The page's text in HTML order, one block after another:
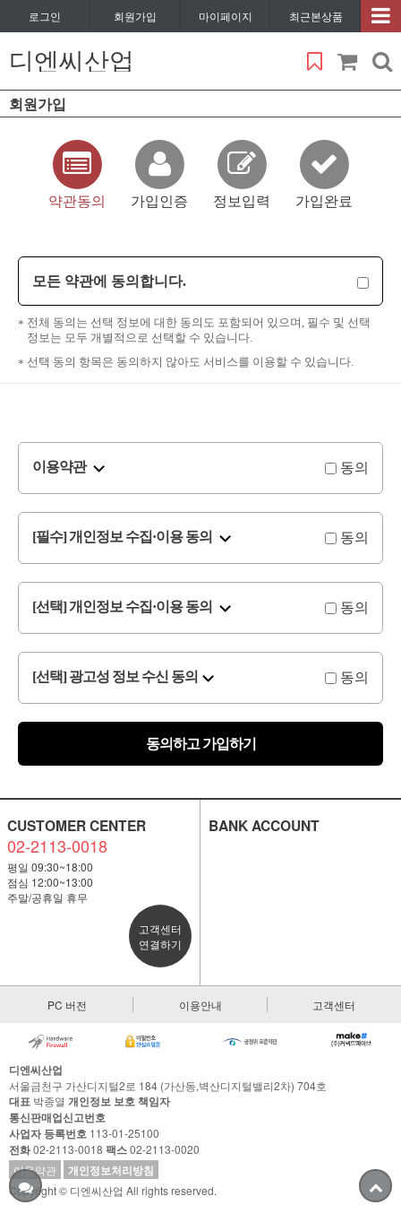
로그인 회원가입 마이페이지 최근본상품
디엔씨산업
회원가입
약관동의 가입인증 정보입력 가입완료
모든 약관에 동의합니다.
전체 동의는 선택 정보에 대한 동의도 포함되어 있으며, 필수 및 선택
정보는 모두 개별적으로 선택할 수 있습니다.
선택 동의 항목은 동의하지 않아도 서비스를 이용할 수 있습니다.
이용약관 동의
[필수] 개인정보 수집·이용 동의 동의
[선택] 개인정보 수집·이용 동의 동의
[선택] 광고성 정보 수신 동의 동의
동의하고 가입하기
CUSTOMER CENTER
02-2113-0018
평일 09:30~18:00
점심 12:00~13:00
주말/공휴일 휴무
고객센터
연결하기
BANK ACCOUNT
PC 버전 이용안내 고객센터
디엔씨산업
서울금천구 가산디지털2로 184 (가산동,벽산디지털밸리2차) 704호
대표 박종열 개인정보 보호 책임자
통신판매업신고번호
사업자 등록번호 113-01-25100
전화02-2113-0018 팩스02-2113-0020
이용약관
개인정보처리방침
Copyright © 디엔씨산업 All rights reserved.